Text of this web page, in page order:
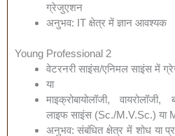
ग्रेजुएशन
अनुभव: IT क्षेत्र में ज्ञान आवश्यक
Young Professional 2
वेटरनरी साइंस/एनिमल साइंस में
या
माइक्रोबायोलॉजी, वायरोलॉजी,
लाइफ साइंस (Sc./M.V.Sc.) या
अनुभव: संबंधित क्षेत्र में शोध या